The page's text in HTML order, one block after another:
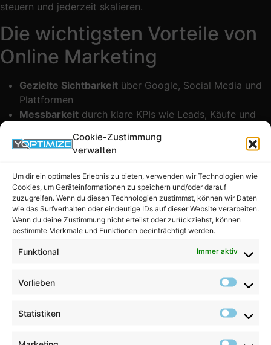
Cookie-Zustimmung
verwalten
Um dir ein optimales Erlebnis zu bieten, verwenden wir Technologien wie
Cookies, um Geräteinformationen zu speichern und/oder darauf
zuzugreifen. Wenn du diesen Technologien zustimmst, können wir Daten
wie das Surfverhalten oder eindeutige IDs auf dieser Website verarbeiten.
Wenn du deine Zustimmung nicht erteilst oder zurückziehst, können
bestimmte Merkmale und Funktionen beeinträchtigt werden.
Funktional Immer aktiv
Vorlieben
Statistiken
steuern und jederzeit skalieren.
Die wichtigsten Vorteile von
Online Marketing
Gezielte Sichtbarkeit über Google, Social Media und
Plattformen
Messbarkeit durch klare KPIs wie Leads, Käufe und
Planbare Budgets mit voller Kostenkontrolle
Schnelle Ergebnisse
Langfristiger Effekt durch SEO und Content
Marketing
Welche Online Marketing
Kanäle gibt es?
sinnvoll. Häufig eingesetzt werden
SEO (Google-
E-
über Blog und
Landingpages. Die Mischung aus kurzfristigen Kampagnen